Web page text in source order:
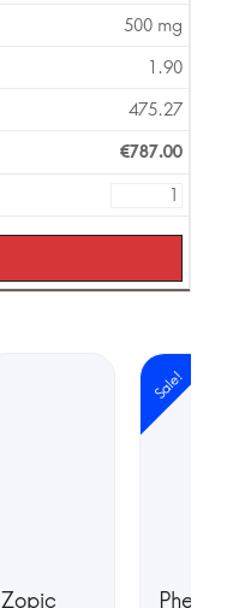
500 mg
1.90
475.27
€787.00
Zopic
Sale!